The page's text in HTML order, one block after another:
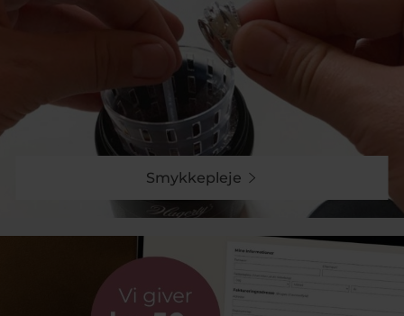
med hvad et ur skal kunne. Batteridrevet, analogt
urværk, mineral glas og med mulighed for udskiftning
Det er særligt NATO remme som gjorde Daniel
Wellington så anerkendt. Tilbage til klassikerne
(Classic) er remmen bibeholdt på mange af urene,
men kommer nu med læder og mesh lænke, som kan
skiftes. Har du forelsket dig i et dameur fra Daniel
Wellington, kan du trygt købe det hos os.
Smykkepleje